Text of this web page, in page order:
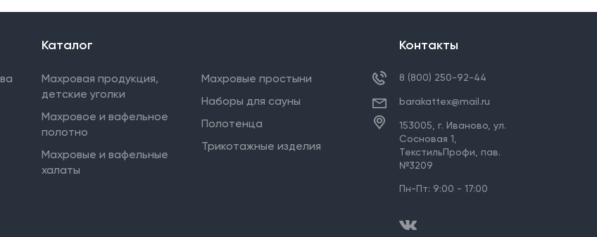
Каталог
Махровая продукция,
детские уголки
Махровое и вафельное
полотно
Махровые и вафельные
халаты
Махровые простыни
Наборы для сауны
Полотенца
Трикотажные изделия
Контакты
8 (800) 250-92-44
barakattex@mail.ru
153005, г. Иваново ул.
Сосновая 1,
ТекстильПрофи, пав.
№3209
Пн-Пт: 9:00 - 17:00